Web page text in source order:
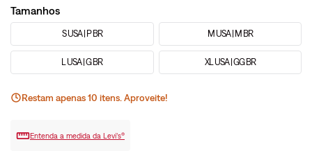
Tamanhos
S USA | P BR M USA | M BR
L USA | G BR XL USA | GG BR
Restam apenas10 itens. Aproveite!
Entenda a medida da Levi’s®